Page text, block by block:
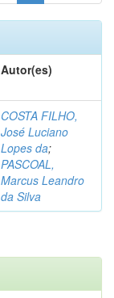
Autor(es)
COSTA FILHO,
José Luciano
Lopes da;
PASCOAL,
Marcus Leandro
da Silva